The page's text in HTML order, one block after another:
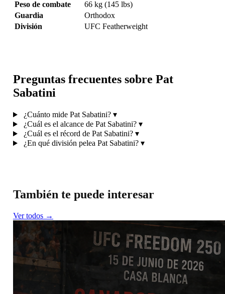
Peso de combate
66 kg (145 lbs)
Guardia
Orthodox
División
UFC Featherweight
Preguntas frecuentes sobre Pat
Sabatini
¿Cuánto mide Pat Sabatini? ▾
¿Cuál es el alcance de Pat Sabatini? ▾
¿Cuál es el récord de Pat Sabatini? ▾
¿En qué división pelea Pat Sabatini? ▾
También te puede interesar
Ver todos →